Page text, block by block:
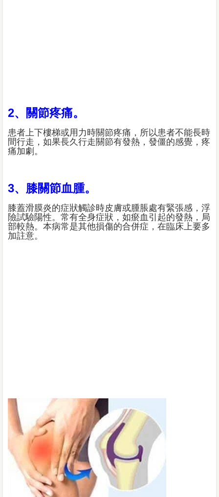
2、關節疼痛。
患者上下樓梯或用力時關節疼痛，所以患者不能長時
間行走，如果長久行走關節有發熱，發僵的感覺，疼
痛加劇。
3、膝關節血腫。
膝蓋滑膜炎的症狀觸診時皮膚或腫脹處有緊張感，浮
險試驗陽性。常有全身症狀，如瘀血引起的發熱，局
部較熱。本病常是其他損傷的合併症，在臨床上要多
加註意。